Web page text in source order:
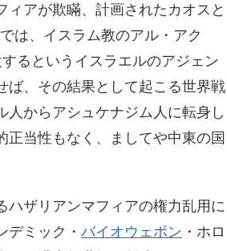
アが欺瞞、計画されたカオスと
では、イスラム教のアル・アク
るというイスラエルのアジェン
ば、その結果として起こる世界戦
からアシュケナジム人に転身し
当性もなく、ましてや中東の国
ハザリアンマフィアの権力乱用に
デミック・ バイオウェポン ・ホロ